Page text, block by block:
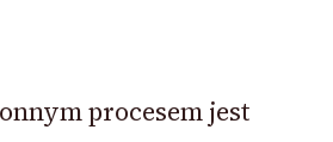
procesem jest